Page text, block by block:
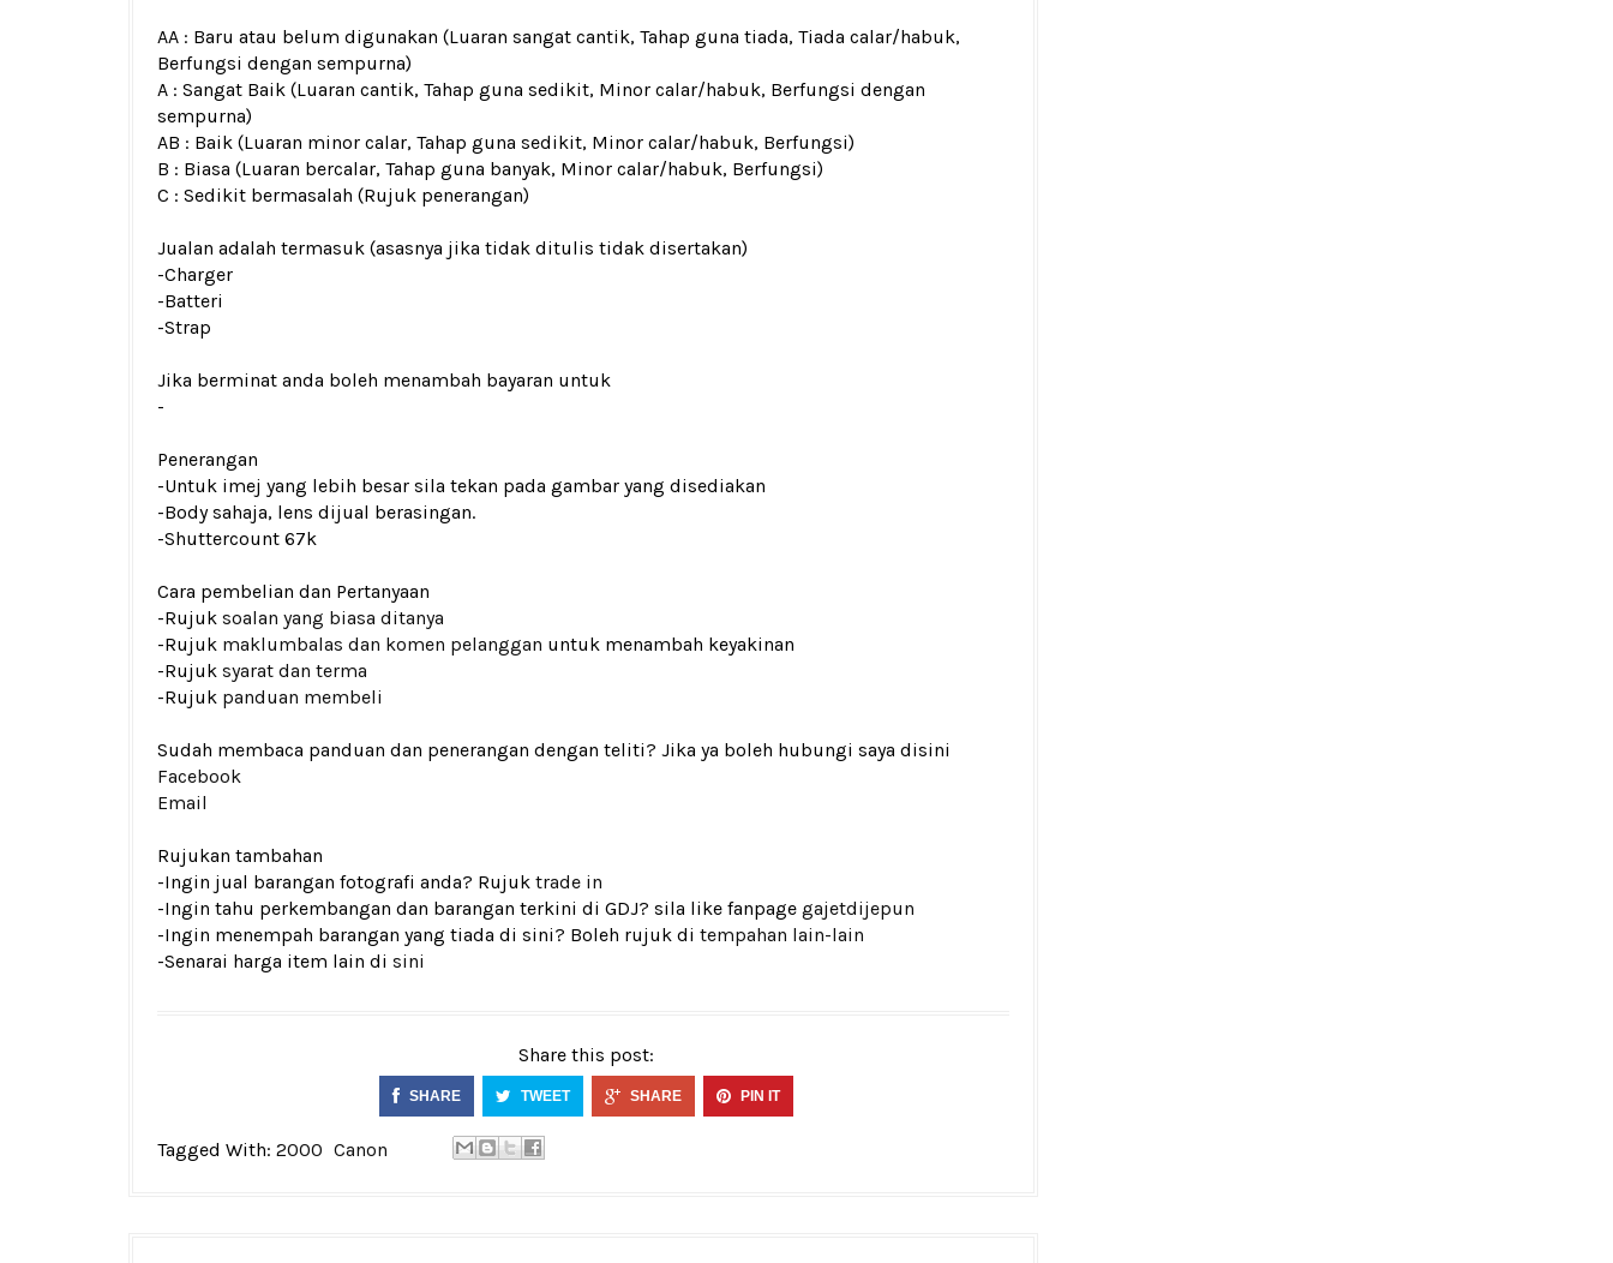
AA : Baru atau belum digunakan (Luaran sangat cantik, Tahap guna tiada, Tiada calar/habuk,
Berfungsi dengan sempurna)
A : Sangat Baik (Luaran cantik, Tahap guna sedikit, Minor calar/habuk, Berfungsi dengan
sempurna)
AB : Baik (Luaran minor calar, Tahap guna sedikit, Minor calar/habuk, Berfungsi)
B : Biasa (Luaran bercalar, Tahap guna banyak, Minor calar/habuk, Berfungsi)
C : Sedikit bermasalah (Rujuk penerangan)
Jualan adalah termasuk (asasnya jika tidak ditulis tidak disertakan)
-Charger
-Batteri
-Strap
Jika berminat anda boleh menambah bayaran untuk
-
Penerangan
-Untuk imej yang lebih besar sila tekan pada gambar yang disediakan
-Body sahaja, lens dijual berasingan.
-Shuttercount 67k
Cara pembelian dan Pertanyaan
-Rujuk soalan yang biasa ditanya
-Rujuk maklumbalas dan komen pelanggan untuk menambah keyakinan
-Rujuk syarat dan terma
-Rujuk panduan membeli
Sudah membaca panduan dan penerangan dengan teliti? Jika ya boleh hubungi saya disini
Facebook
Email
Rujukan tambahan
-Ingin jual barangan fotografi anda? Rujuk trade in
-Ingin tahu perkembangan dan barangan terkini di GDJ? sila like fanpage gajetdijepun
-Ingin menempah barangan yang tiada di sini? Boleh rujuk di tempahan lain-lain
-Senarai harga item lain di sini
Share this post:
SHARE TWEET SHARE PIN IT
Tagged With: 2000 Canon